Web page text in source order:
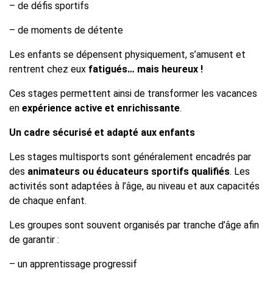
– de défis sportifs
– de moments de détente
Les enfants se dépensent physiquement, s’amusent et
rentrent chez eux fatigués… mais heureux !
Ces stages permettent ainsi de transformer les vacances
en expérience active et enrichissante.
Un cadre sécurisé et adapté aux enfants
Les stages multisports sont généralement encadrés par
des animateurs ou éducateurs sportifs qualifiés. Les
activités sont adaptées à l’âge, au niveau et aux capacités
de chaque enfant.
Les groupes sont souvent organisés par tranche d’âge afin
de garantir :
– un apprentissage progressif